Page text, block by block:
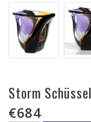
Storm
€684